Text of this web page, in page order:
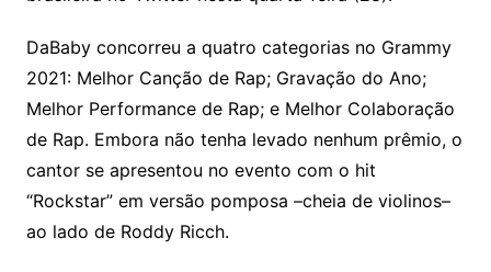
DaBaby concorreu a quatro categorias no Grammy
2021: Melhor Canção de Rap; Gravação do Ano;
Melhor Performance de Rap; e Melhor Colaboração
de Rap. Embora não tenha levado nenhum prêmio, o
cantor se apresentou no evento com o hit
“Rockstar” em versão pomposa –cheia de violinos–
ao lado de Roddy Ricch.